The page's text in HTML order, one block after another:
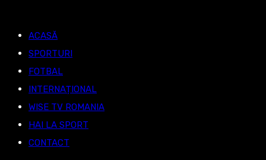
ACASĂ
SPORTURI
FOTBAL
INTERNAȚIONAL
WISE TV ROMANIA
HAI LA SPORT
CONTACT